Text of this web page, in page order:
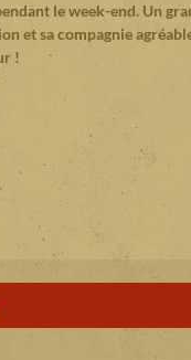
le week-end. Un
et sa compagnie
!